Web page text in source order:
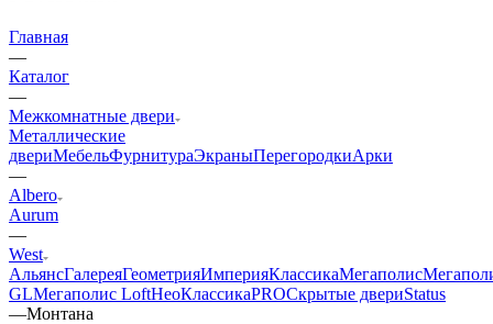
Главная
—
Каталог
—
Межкомнатные двери
Металлические
двериМебельФурнитураЭкраныПерегородкиАрки
—
Albero
Aurum
—
West
АльянсГалереяГеометрияИмперияКлассикаМегаполис
GLМегаполис LoftНеоКлассикаPROСкрытые двериStatus
—Монтана